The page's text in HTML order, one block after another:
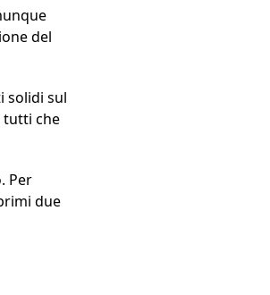
del
solidi sul
tutti che
Per
due